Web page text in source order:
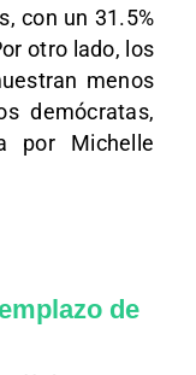
con un 31.5%
otro lado, los
menos
demócratas,
por Michelle